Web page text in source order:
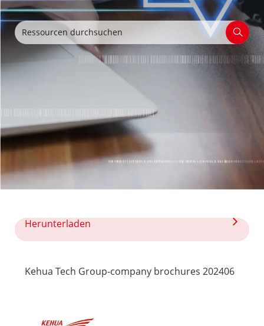

Herunterladen 
Kehua Tech Group-company brochures 202406